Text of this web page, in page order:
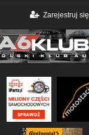
Zarejestruj się